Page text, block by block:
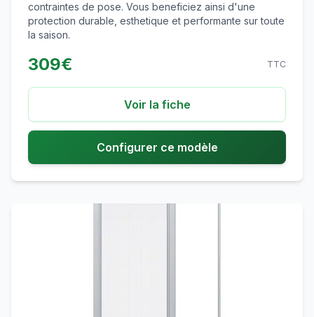
contraintes de pose. Vous beneficiez ainsi d'une
protection durable, esthetique et performante sur toute
la saison.
309€ TTC
Voir la fiche
Configurer ce modèle